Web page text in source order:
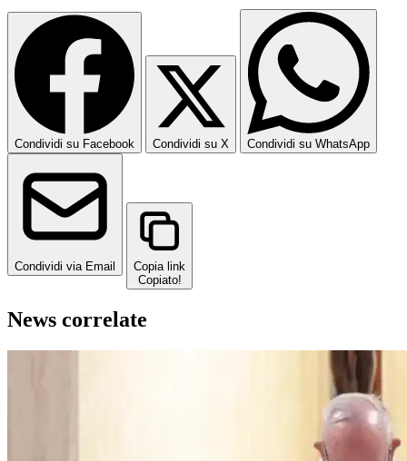
Condividi su Facebook Condividi su X Condividi su WhatsApp
Condividi via Email
Copia link
Copiato!
News correlate